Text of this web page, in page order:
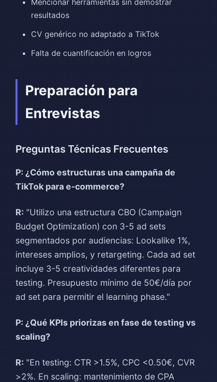
Mencionar herramientas sin demostrar
resultados
CV genérico no adaptado a TikTok
Falta de cuantificación en logros
Preparación para
Entrevistas
Preguntas Técnicas Frecuentes
P: ¿Cómo estructuras una campaña de
TikTok para e-commerce?
R: "Utilizo una estructura CBO (Campaign
Budget Optimization) con 3-5 ad sets
segmentados por audiencias: Lookalike 1%,
intereses amplios, y retargeting. Cada ad set
incluye 3-5 creatividades diferentes para
testing. Presupuesto mínimo de 50€/día por
ad set para permitir el learning phase."
P: ¿Qué KPIs priorizas en fase de testing vs
scaling?
R: "En testing: CTR >1.5%, CPC <0.50€, CVR
>2%. En scaling: mantenimiento de CPA